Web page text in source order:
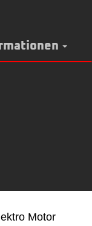
Motor